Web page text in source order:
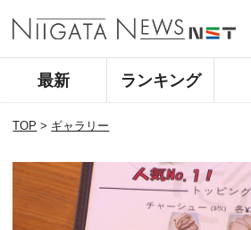
最新 ランキング
TOP > ギャラリー